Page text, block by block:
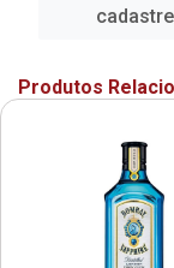
Produtos